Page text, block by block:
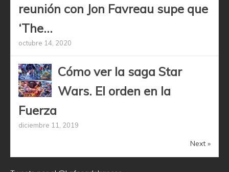
reunión con Jon Favreau supe que
‘The...
octubre 14, 2020
Cómo ver la saga Star
Wars. El orden en la
Fuerza
diciembre 11, 2019
Next »